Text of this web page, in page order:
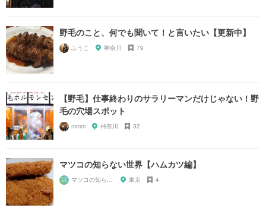
野毛のこと、何でも聞いて！と言いたい【更新中】
ふうこ 神奈川 79
【野毛】仕事終わりのサラリーマンだけじゃない！野
毛の穴場スポット
mmm 神奈川 32
マツコの知らない世界【ハムカツ編】
東京 4